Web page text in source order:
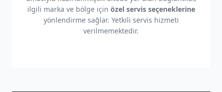
ilgili marka ve bölge için özel servis seçeneklerine
yönlendirme sağlar. Yetkili servis hizmeti
verilmemektedir.